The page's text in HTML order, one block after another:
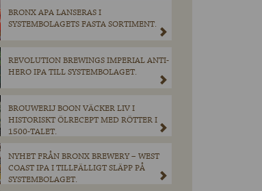
BRONX APA LANSERAS I
SYSTEMBOLAGETS FASTA SORTIMENT.
REVOLUTION BREWINGS IMPERIAL ANTI-
HERO IPA TILL SYSTEMBOLAGET.
BROUWERIJ BOON VÄCKER LIV I
HISTORISKT ÖLRECEPT MED RÖTTER I
1500-TALET.
NYHET FRÅN BRONX BREWERY – WEST
COAST IPA I TILLFÄLLIGT SLÄPP PÅ
SYSTEMBOLAGET.